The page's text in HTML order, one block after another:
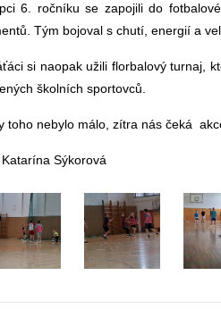
6. ročníku se zapojili do
Tým bojoval s chutí, energií a
si naopak užili florbalový turnaj,
školních sportovců.
toho nebylo málo, zítra nás čeká
Katarína Sýkorová